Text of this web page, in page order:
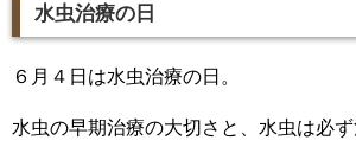
水虫治療の日
６月４日は水虫治療の日。
水虫の早期治療の大切さと、水虫は必